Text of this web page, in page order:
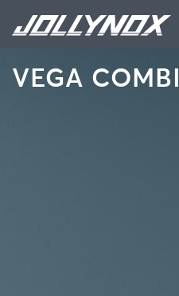
VEGA COMBI